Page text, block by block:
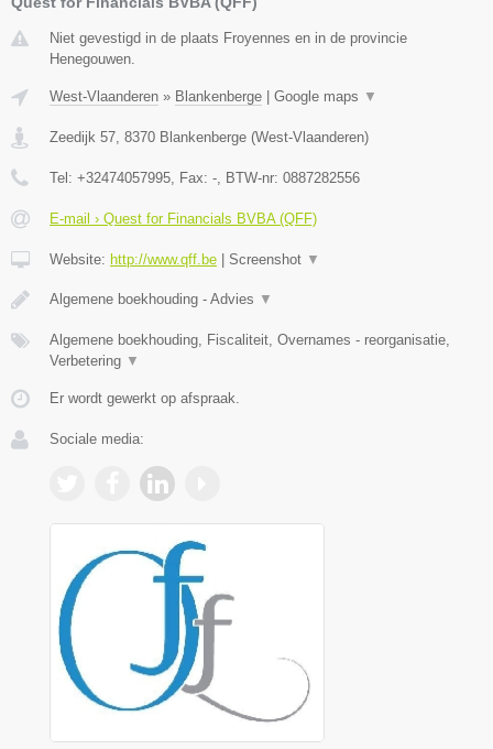
Niet gevestigd in de plaats Froyennes en in de provincie
Henegouwen.
West-Vlaanderen » Blankenberge Google maps ▼
Zeedijk 57, 8370 Blankenberge (West-Vlaanderen)
Tel: +32474057995, Fax: -, BTW-nr: 0887282556
E-mail › Quest for Financials BVBA (QFF)
Website: http://www.qff.be Screenshot ▼
Algemene boekhouding - Advies ▼
Algemene boekhouding, Fiscaliteit, Overnames - reorganisatie,
Verbetering ▼
Er wordt gewerkt op afspraak.
Sociale media: